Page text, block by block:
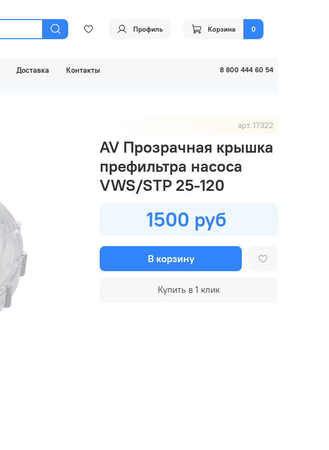
Профиль Корзина 0
Доставка Контакты 8 800 444 60 54
арт. 17322
AV Прозрачная крышка
префильтра насоса
VWS/STP 25-120
1500 руб
В корзину
Купить в 1 клик